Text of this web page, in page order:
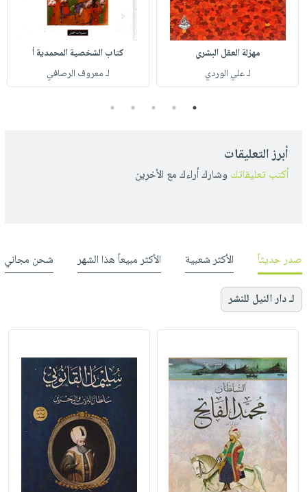
مهزلة العقل البشري
لـ علي الوردي
كتاب الشخصية المحمدية أ
لـ معروف الرصافي
1
2
3
4
5
أبرز التعليقات
أكتب تعليقاتك وشارك أراءك مع الأخرين
صدر حديثاً الأكثر شعبية الأكثر مبيعاً هذا الشهر شحن مجاني
لـ دار النيل للنشر